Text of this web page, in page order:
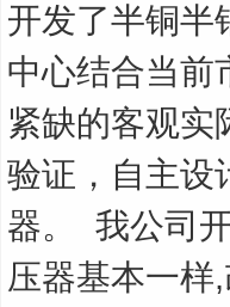
开发了半铜半
中心结合当前
紧缺的客观实
验证，自主设
器。
我公司
压器基本一样